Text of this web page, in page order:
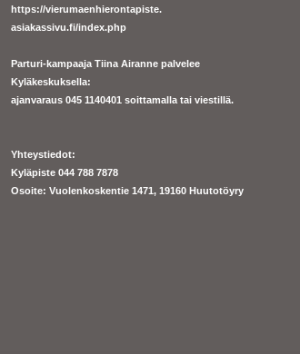
https://vierumaenhierontapiste.
asiakassivu.fi/index.php
Parturi-kampaaja Tiina Airanne palvelee
Kyläkeskuksella:
ajanvaraus 045 1140401 soittamalla tai viestillä.
Yhteystiedot:
Kyläpiste 044 788 7878
Osoite: Vuolenkoskentie 1471, 19160 Huutotöyry